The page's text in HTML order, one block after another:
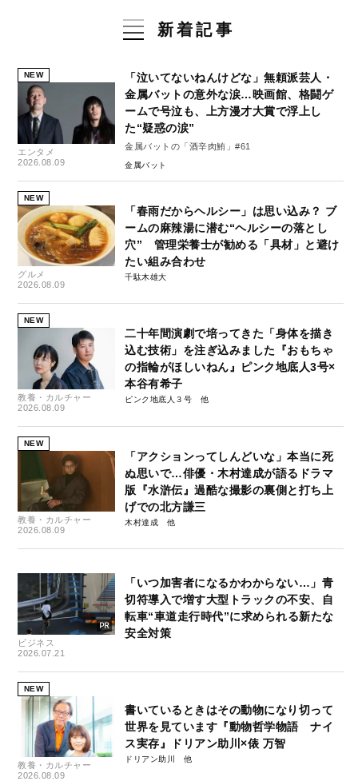
新着記事
NEW
エンタメ
2026.08.09
「泣いてないねんけどな」無頼派芸人・
金属バットの意外な涙…映画館、格闘ゲ
ームで号泣も、上方漫才大賞で浮上し
た“疑惑の涙”
金属バットの「酒辛肉鮪」#61
金属バット
NEW
グルメ
2026.08.09
「春雨だからヘルシー」は思い込み？ ブ
ームの麻辣湯に潜む“ヘルシーの落とし
穴” 管理栄養士が勧める「具材」と避け
たい組み合わせ
千駄木雄大
NEW
教養・カルチャー
2026.08.09
二十年間演劇で培ってきた「身体を描き
込む技術」を注ぎ込みました『おもちゃ
の指輪がほしいねん』ピンク地底人3号×
本谷有希子
ピンク地底人３号
NEW
教養・カルチャー
2026.08.09
「アクションってしんどいな」本当に死
ぬ思いで…俳優・木村達成が語るドラマ
版『水滸伝』過酷な撮影の裏側と打ち上
げでの北方謙三
木村達成
ビジネス
2026.07.21
「いつ加害者になるかわからない…」青
切符導入で増す大型トラックの不安、自
転車“車道走行時代”に求められる新たな
安全対策
NEW
教養・カルチャー
2026.08.09
書いているときはその動物になり切って
世界を見ています『動物哲学物語 ナイ
ス実存』ドリアン助川×俵 万智
ドリアン助川